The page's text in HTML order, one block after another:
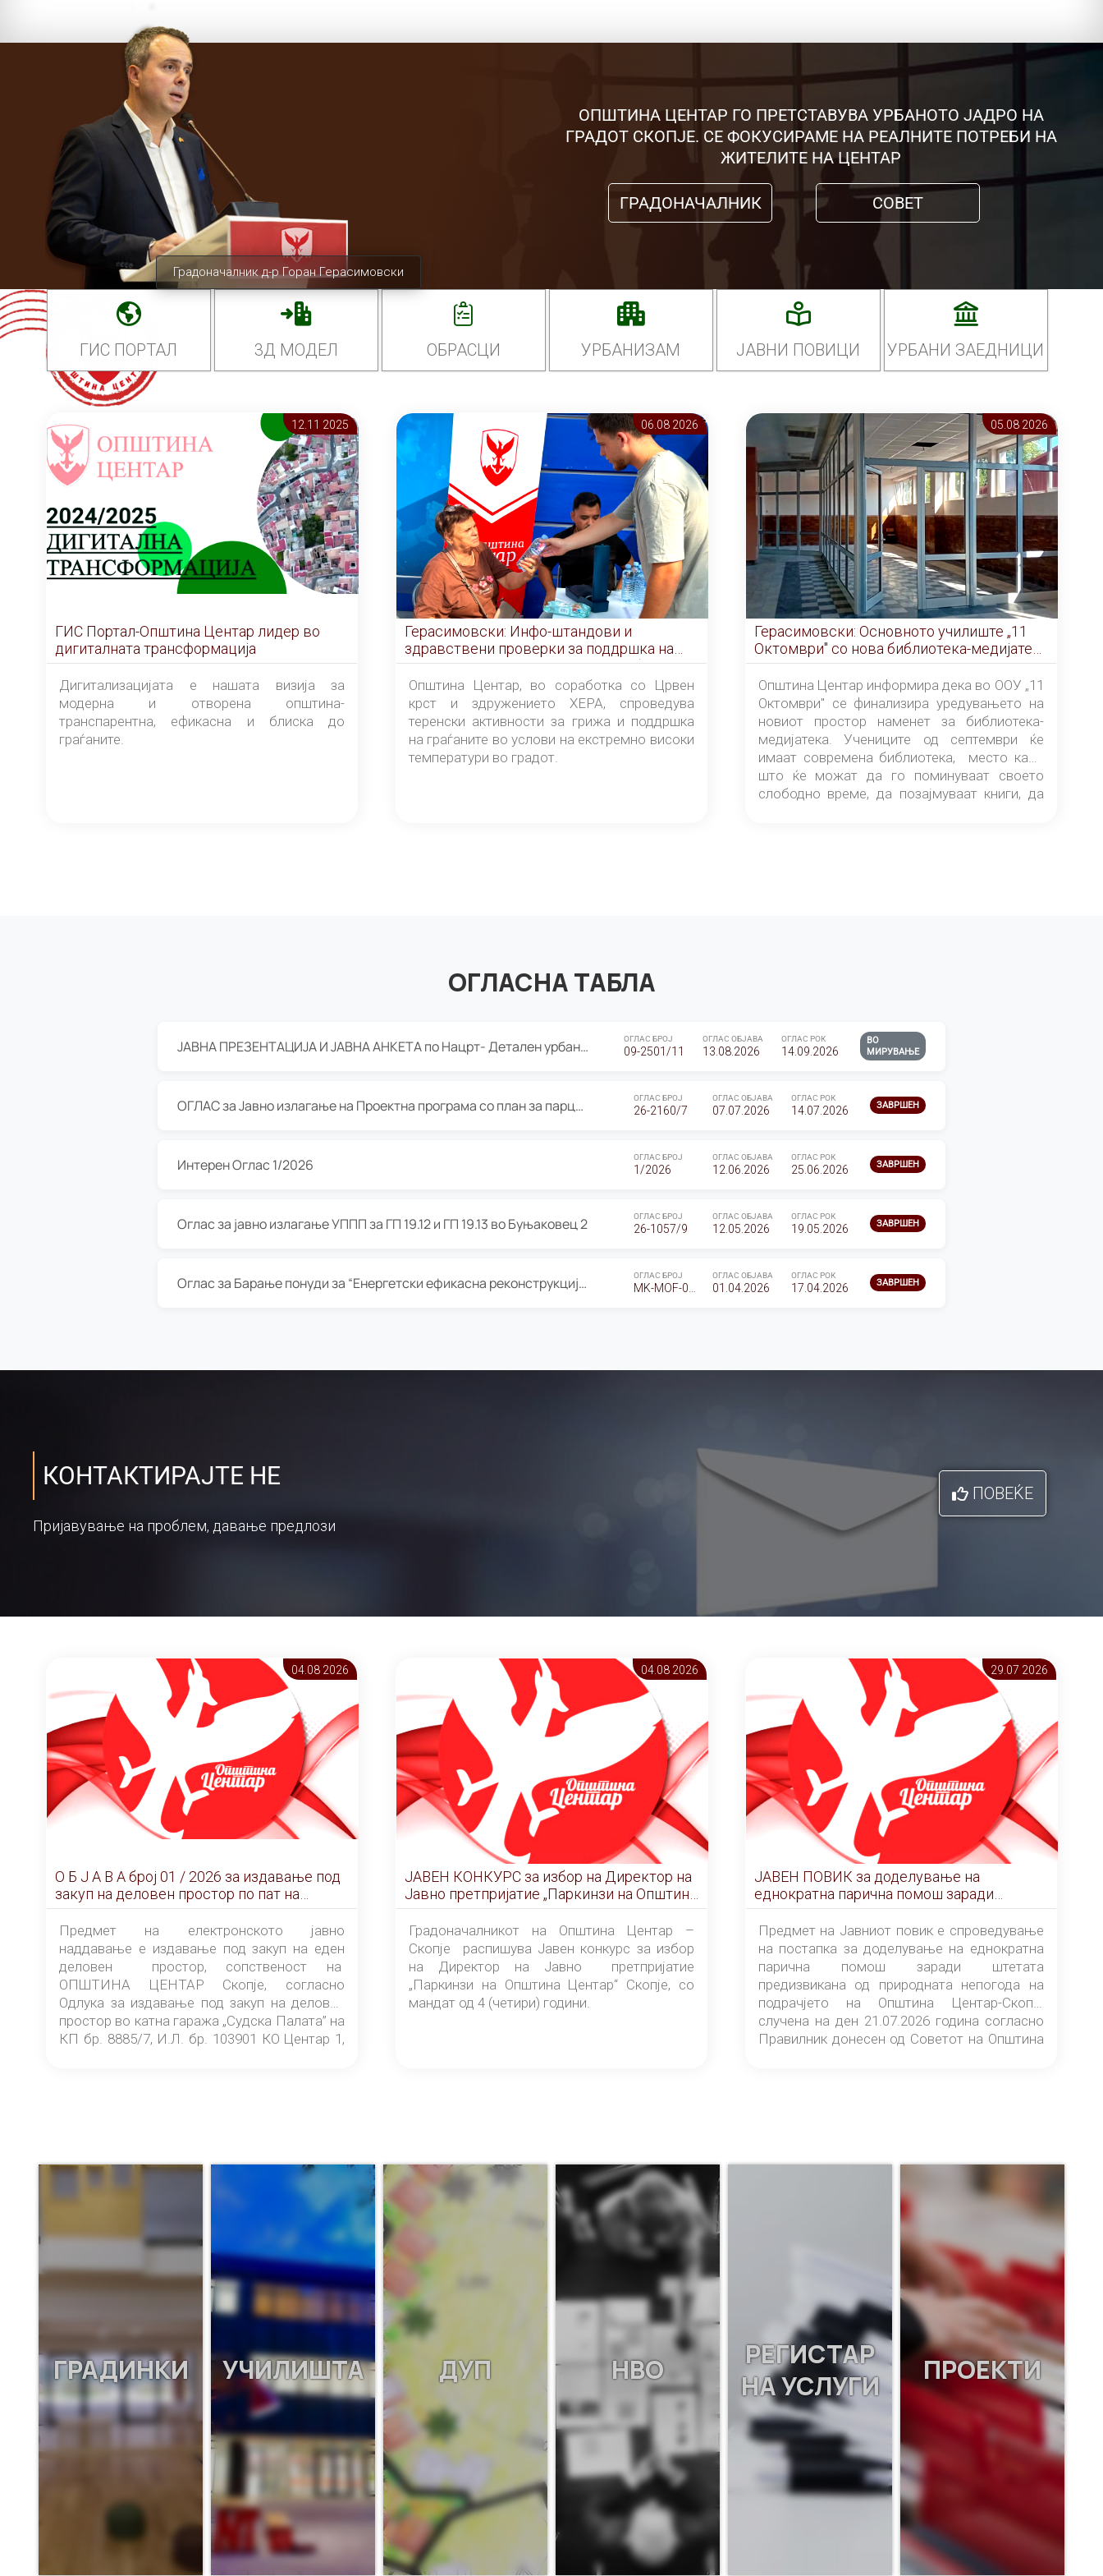
Градоначалник д-р Горан Герасимовски
ОПШТИНА ЦЕНТАР ГО ПРЕТСТАВУВА УРБАНОТО ЈАДРО НА
ГРАДОТ СКОПЈЕ. СЕ ФОКУСИРАМЕ НА РЕАЛНИТЕ ПОТРЕБИ НА
ЖИТЕЛИТЕ НА ЦЕНТАР
ГРАДОНАЧАЛНИК СОВЕТ
ГИС ПОРТАЛ 3Д МОДЕЛ ОБРАСЦИ УРБАНИЗАМ ЈАВНИ ПОВИЦИ УРБАНИ ЗАЕДНИЦИ
12.11 2025
ГИС Портал-Општина Центар лидер во
дигиталната трансформација
Дигитализацијата е нашата визија за
модерна и отворена општина-
транспарентна, ефикасна и блиска до
граѓаните.
06.08 2026
Герасимовски: Инфо-штандови и
здравствени проверки за поддршка на
граѓаните во услови на топлотен бран
Општина Центар, во соработка со Црвен
крст и здружението ХЕРА, спроведува
теренски активности за грижа и поддршка
на граѓаните во услови на екстремно високи
температури во градот.
05.08 2026
Герасимовски: Основното училиште „11
Октомври" со нова библиотека-медијатека
од септември
Општина Центар информира дека во ООУ „11
Октомври" се финализира уредувањето на
новиот простор наменет за библиотека-
медијатека. Учениците од септември ќе
имаат современа библиотека, место каде
што ќе можат да го поминуваат своето
слободно време, да позајмуваат книги, да
ОГЛАСНА ТАБЛА
ЈАВНА ПРЕЗЕНТАЦИЈА И ЈАВНА АНКЕТА по Нацрт- Детален урбанистички план Градска четврт Ј 05- Барутана, Општина Центар- Скопје, плански период 2025-2030 ОГЛАС БРОЈ
09-2501/11
ОГЛАС ОБЈАВА
13.08.2026
ОГЛАС РОК
14.09.2026
ВО
МИРУВАЊЕ
ОГЛАС за Јавно излагање на Проектна програма со план за парцелација за Урбанистички проект со план за парцелација за спојување на ГП 20.12 и ГП 20.37 од Изменување и дополнување на Детален урбанистички план Буњаковец 2, Општина Центар – Скопје ОГЛАС БРОЈ
26-2160/7
ОГЛАС ОБЈАВА
07.07.2026
ОГЛАС РОК
14.07.2026 ЗАВРШЕН
Интерен Оглас 1/2026 ОГЛАС БРОЈ
1/2026
ОГЛАС ОБЈАВА
12.06.2026
ОГЛАС РОК
25.06.2026 ЗАВРШЕН
Оглас за јавно излагање УППП за ГП 19.12 и ГП 19.13 во Буњаковец 2 ОГЛАС БРОЈ
26-1057/9
ОГЛАС ОБЈАВА
12.05.2026
ОГЛАС РОК
19.05.2026 ЗАВРШЕН
Оглас за Барање понуди за “Енергетски ефикасна реконструкција на објектот ООУ „Св. Кирил и Методиј" ОГЛАС БРОЈ ОГЛАС ОБЈАВА
01.04.2026
ОГЛАС РОК
17.04.2026 ЗАВРШЕН
КОНТАКТИРАЈТЕ НЕ
Пријавување на проблем, давање предлози
ПОВЕЌЕ
04.08 2026
О Б Ј А В А брoj 01 / 2026 за издавање под
закуп на деловен простор по пат на
ЕЛЕКТРОНСКО ЈАВНО НАДДАВАЊЕ
Предмет на електронското јавно
наддавање е издавање под закуп на еден
деловен простор, сопственост на
ОПШТИНА ЦЕНТАР Скопје, согласно
Одлука за издавање под закуп на деловен
простор во катна гаража „Судска Палата” на
КП бр. 8885/7, И.Л. бр. 103901 КО Центар 1,
понудувач.
04.08 2026
ЈАВЕН КОНКУРС за избор на Директор на
Јавно претпријатие „Паркинзи на Општина
Центар“ – Скопје
Градоначалникот на Општина Центар –
Скопје распишува Јавен конкурс за избор
на Директор на Јавно претпријатие
„Паркинзи на Општина Центар“ Скопје, со
мандат од 4 (четири) години.
29.07 2026
ЈАВЕН ПОВИК за доделување на
еднократна парична помош заради
штетата предизвикана од природната
непогода на подрачјето на Општина
Центар-Скопје случена на ден 21.07.2026
година
Предмет на Јавниот повик е спроведување
на постапка за доделување на еднократна
парична помош заради штетата
предизвикана од природната непогода на
подрачјето на Општина Центар-Скопје
случена на ден 21.07.2026 година согласно
Правилник донесен од Советот на Општина
ГРАДИНКИ УЧИЛИШТА ДУП НВО
РЕГИСТАР
НА УСЛУГИ
ПРОЕКТИ